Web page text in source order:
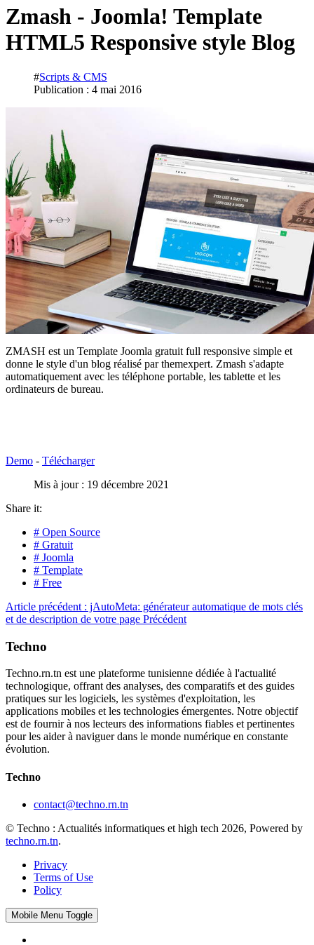
Zmash - Joomla! Template
HTML5 Responsive style Blog
#Scripts & CMS
Publication : 4 mai 2016
ZMASH est un Template Joomla gratuit full responsive simple et
donne le style d'un blog réalisé par themexpert. Zmash s'adapte
automatiquement avec les téléphone portable, les tablette et les
ordinateurs de bureau.
Demo - Télécharger
Mis à jour : 19 décembre 2021
Share it:
# Open Source
# Gratuit
# Joomla
# Template
# Free
Article précédent : jAutoMeta: générateur automatique de mots clés
et de description de votre page Précédent
Techno
Techno.rn.tn est une plateforme tunisienne dédiée à l'actualité
technologique, offrant des analyses, des comparatifs et des guides
pratiques sur les logiciels, les systèmes d'exploitation, les
applications mobiles et les technologies émergentes. Notre objectif
est de fournir à nos lecteurs des informations fiables et pertinentes
pour les aider à naviguer dans le monde numérique en constante
évolution.
Techno
contact@techno.rn.tn
© Techno : Actualités informatiques et high tech 2026, Powered by
techno.rn.tn.
Privacy
Terms of Use
Policy
Mobile Menu Toggle